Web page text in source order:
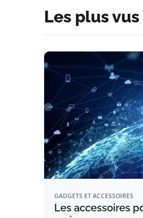
Les plus vus
GADGETS ET ACCESSOIRES
Les accessoires